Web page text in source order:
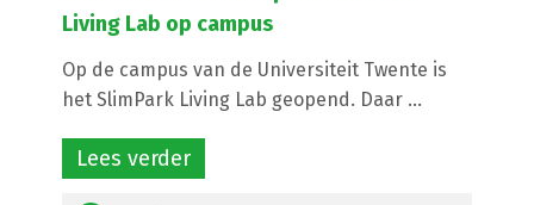
Living Lab op campus
Op de campus van de Universiteit Twente is
het SlimPark Living Lab geopend. Daar ...
Lees verder